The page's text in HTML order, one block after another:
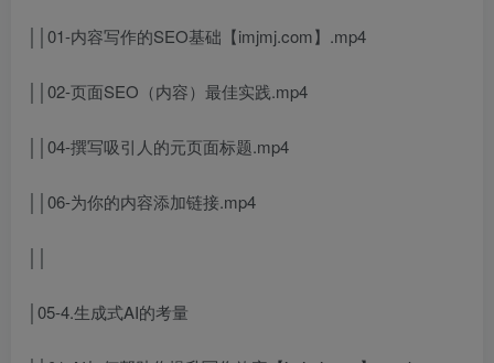
││01-内容写作的SEO基础【imjmj.com】.mp4
││02-页面SEO（内容）最佳实践.mp4
││04-撰写吸引人的元页面标题.mp4
││06-为你的内容添加链接.mp4
│05-4.生成式AI的考量